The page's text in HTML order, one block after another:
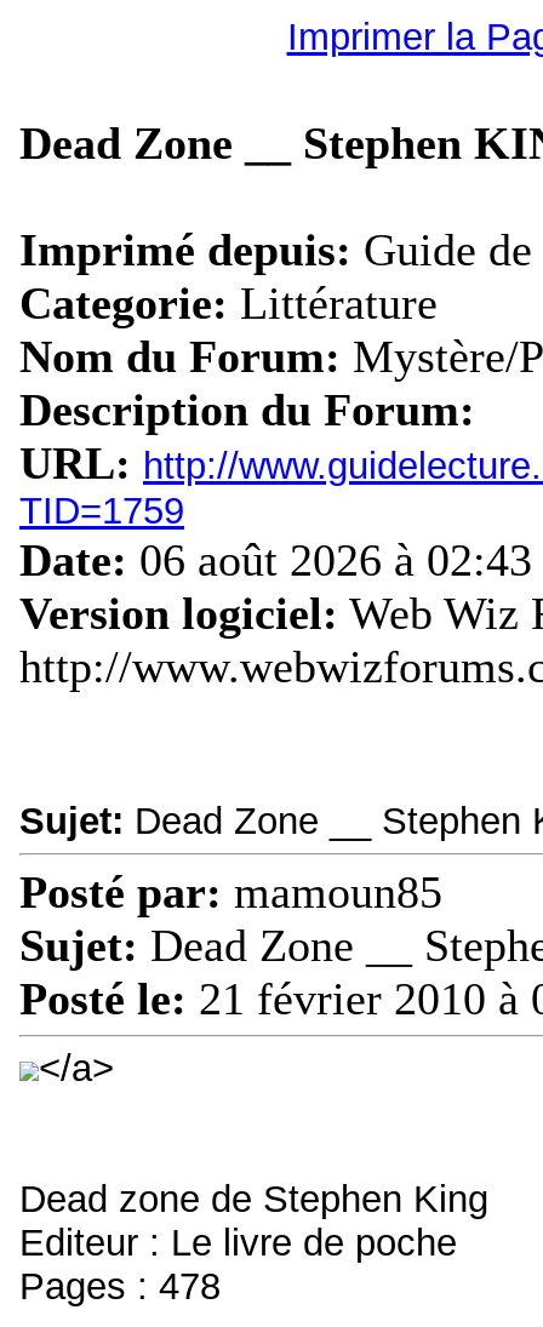
Imprimer la
Dead Zone __ Stephen
Imprimé depuis: Guide
Categorie: Littérature
Nom du Forum: Mystère/
Description du Forum:
URL: http://
TID=1759
Date: 06 août 2026 à 02:43
Version logiciel: Web Wiz
http://
Sujet: Dead Zone __ Stephen
Posté par: mamoun85
Sujet: Dead Zone __
Posté le: 21 février 2010 à
</a>
Dead zone de Stephen King
Editeur : Le livre de poche
Pages : 478